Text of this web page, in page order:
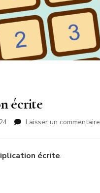
écrite
Laisser un commentaire
écrite.